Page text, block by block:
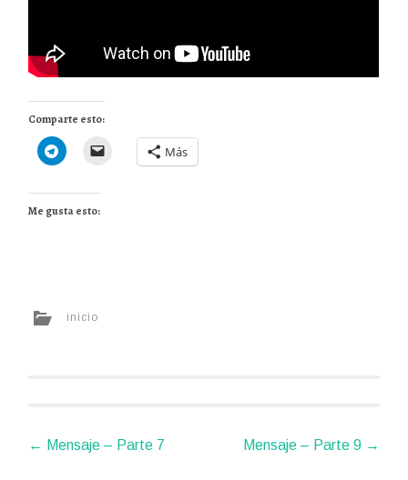
Comparte esto:
Más
Me gusta esto:
inicio
← Mensaje – Parte 7 Mensaje – Parte 9 →